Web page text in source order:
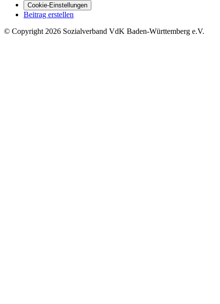
Cookie-Einstellungen
Beitrag erstellen
© Copyright 2026 Sozialverband VdK Baden-Württemberg e.V.